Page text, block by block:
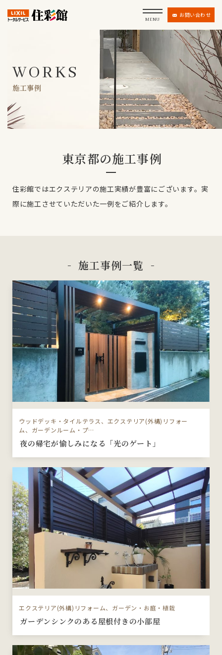
MENU
お問い合わせ
WORKS
施工事例
東京都の施工事例
住彩館ではエクステリアの施工実績が豊富にございます。実
際に施工させていただいた一例をご紹介します。
施工事例一覧
ウッドデッキ・タイルテラス、エクステリア(外構)リフォー
ム、ガーデンルーム・プ…
夜の帰宅が愉しみになる「光のゲート」
エクステリア(外構)リフォーム、ガーデン・お庭・植栽
ガーデンシンクのある屋根付きの小部屋